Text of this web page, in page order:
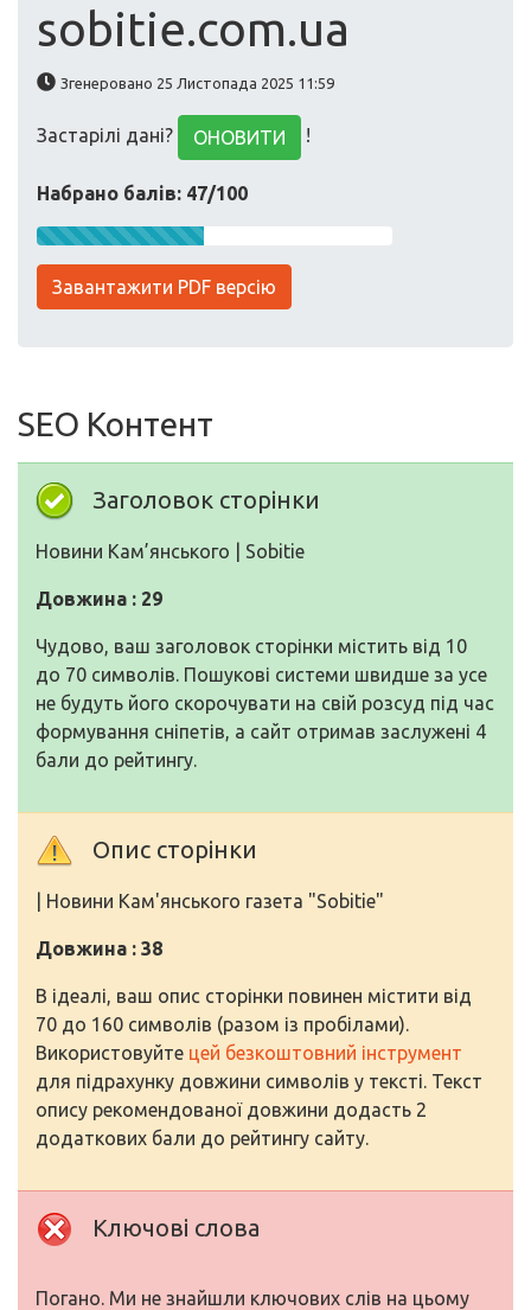
sobitie.com.ua
Згенеровано 25 Листопада 2025 11:59
Застарілі дані? ОНОВИТИ !
Набрано балів: 47/100
Завантажити PDF версію
SEO Контент
Заголовок сторінки
Новини Кам’янського | Sobitie
Довжина : 29
Чудово, ваш заголовок сторінки містить від 10
до 70 символів. Пошукові системи швидше за усе
не будуть його скорочувати на свій розсуд під час
формування сніпетів, а сайт отримав заслужені 4
бали до рейтингу.
Опис сторінки
| Новини Кам'янського газета "Sobitie"
Довжина : 38
В ідеалі, ваш опис сторінки повинен містити від
70 до 160 символів (разом із пробілами).
Використовуйте цей безкоштовний інструмент
для підрахунку довжини символів у тексті. Текст
опису рекомендованої довжини додасть 2
додаткових бали до рейтингу сайту.
Ключові слова
Погано. Ми не знайшли ключових слів на цьому